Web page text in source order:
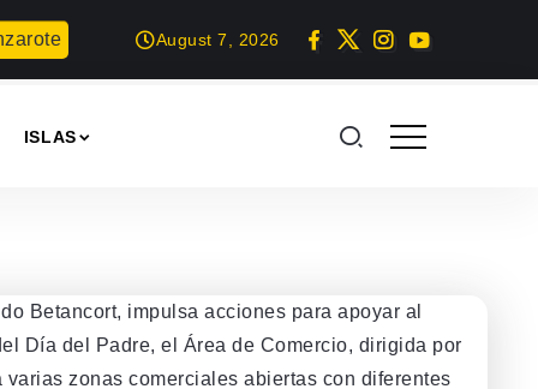
2026 Teguise honra a Nuestra Señora de Las Nieves
August 7, 2026
ISLAS